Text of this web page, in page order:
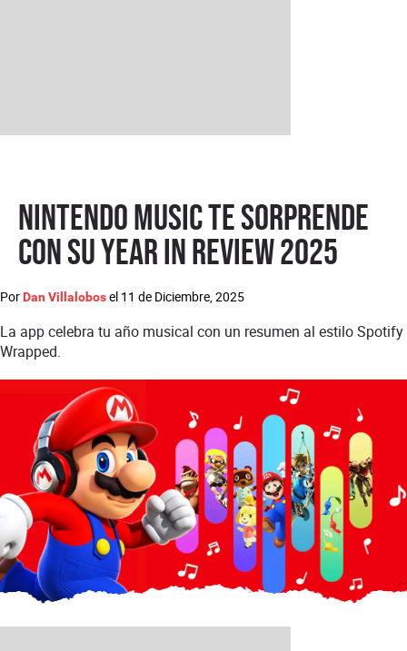
Nintendo Music te sorprende
con su Year in Review 2025
Por Dan Villalobosel 11 de Diciembre, 2025
La app celebra tu año musical con un resumen al estilo Spotify
Wrapped.